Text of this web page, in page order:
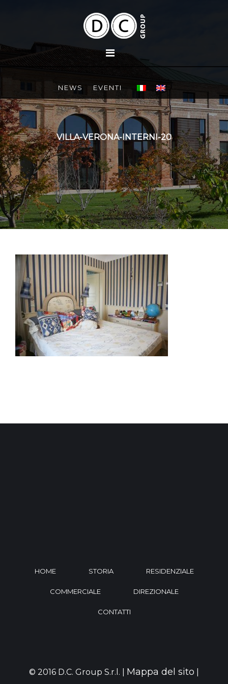
NEWS EVENTI
VILLA-VERONA-INTERNI-20
HOME STORIA RESIDENZIALE
COMMERCIALE DIREZIONALE
CONTATTI
© 2016 D.C. Group S.r.l. | Mappa del sito